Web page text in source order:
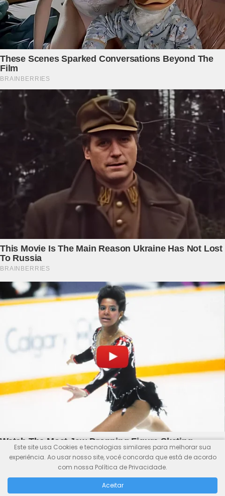
Este site usa Cookies e tecnologias similares para melhorar sua
experiência. Ao usar nosso site, você concorda que está de acordo
com nossa Política de Privacidade.
Aceitar